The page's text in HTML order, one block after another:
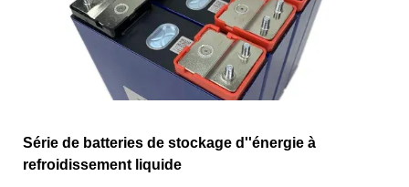
Série de batteries de stockage d''énergie à
refroidissement liquide